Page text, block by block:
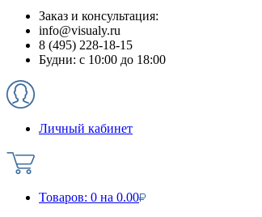
Заказ и консультация:
info@visualy.ru
8 (495) 228-18-15
Будни: с 10:00 до 18:00
Личный кабинет
Товаров: 0 на 0.00